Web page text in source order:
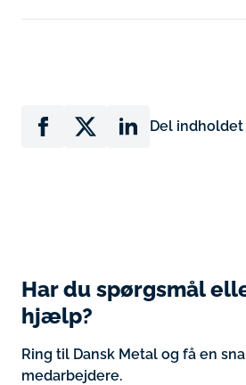
Del indholdet
Har du spørgsmål
hjælp?
Ring til Dansk Metal og få en
medarbejdere.